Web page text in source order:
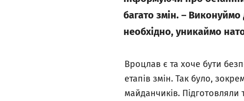
багато змін. –
необхідно, уникаймо
Вроцлав є та хоче бути
етапів змін. Так було,
майданчиків. Підготовляли